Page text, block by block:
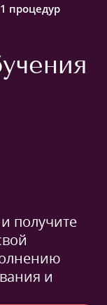
процедур
получите
и